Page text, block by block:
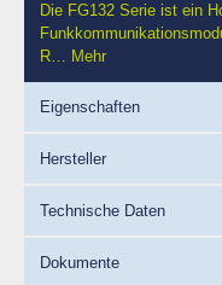
Die FG132 Serie ist ein
R… Mehr
Eigenschaften
Hersteller
Technische Daten
Dokumente